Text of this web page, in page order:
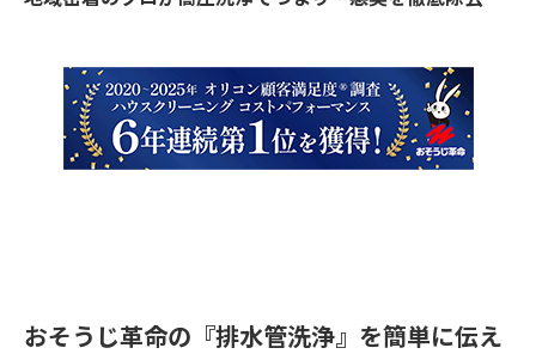
おそうじ革命の『排水管洗浄』を簡単に伝え